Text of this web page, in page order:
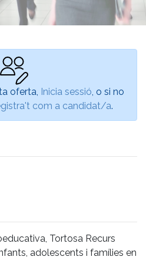
oferta, Inicia sessió , o si no
com a candidat/a.
Tortosa Recurs
adolescents i famílies en